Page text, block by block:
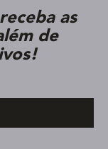
as
de